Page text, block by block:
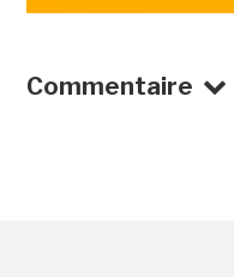
Commentaire